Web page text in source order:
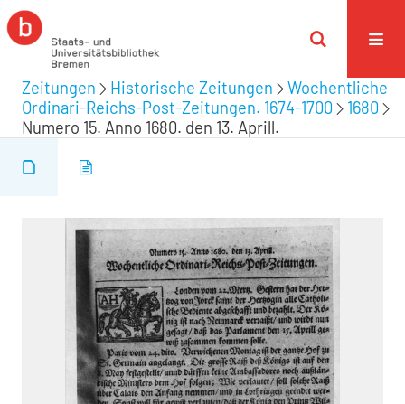
Zeitungen Historische Zeitungen
Wochentliche
Ordinari-Reichs-Post-Zeitungen. 1674-1700
1680
Numero 15. Anno 1680. den 13. Aprill.